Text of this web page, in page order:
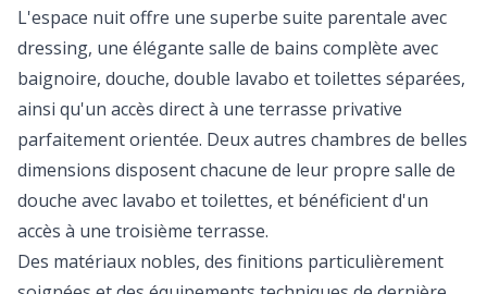
L'espace nuit offre une superbe suite parentale avec
dressing, une élégante salle de bains complète avec
baignoire, douche, double lavabo et toilettes séparées,
ainsi qu'un accès direct à une terrasse privative
parfaitement orientée. Deux autres chambres de belles
dimensions disposent chacune de leur propre salle de
douche avec lavabo et toilettes, et bénéficient d'un
accès à une troisième terrasse.
Des matériaux nobles, des finitions particulièrement